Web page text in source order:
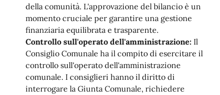
della comunità. L'approvazione del bilancio è un
momento cruciale per garantire una gestione
finanziaria equilibrata e trasparente.
Controllo sull'operato dell'amministrazione: Il
Consiglio Comunale ha il compito di esercitare il
controllo sull'operato dell'amministrazione
comunale. I consiglieri hanno il diritto di
interrogare la Giunta Comunale, richiedere